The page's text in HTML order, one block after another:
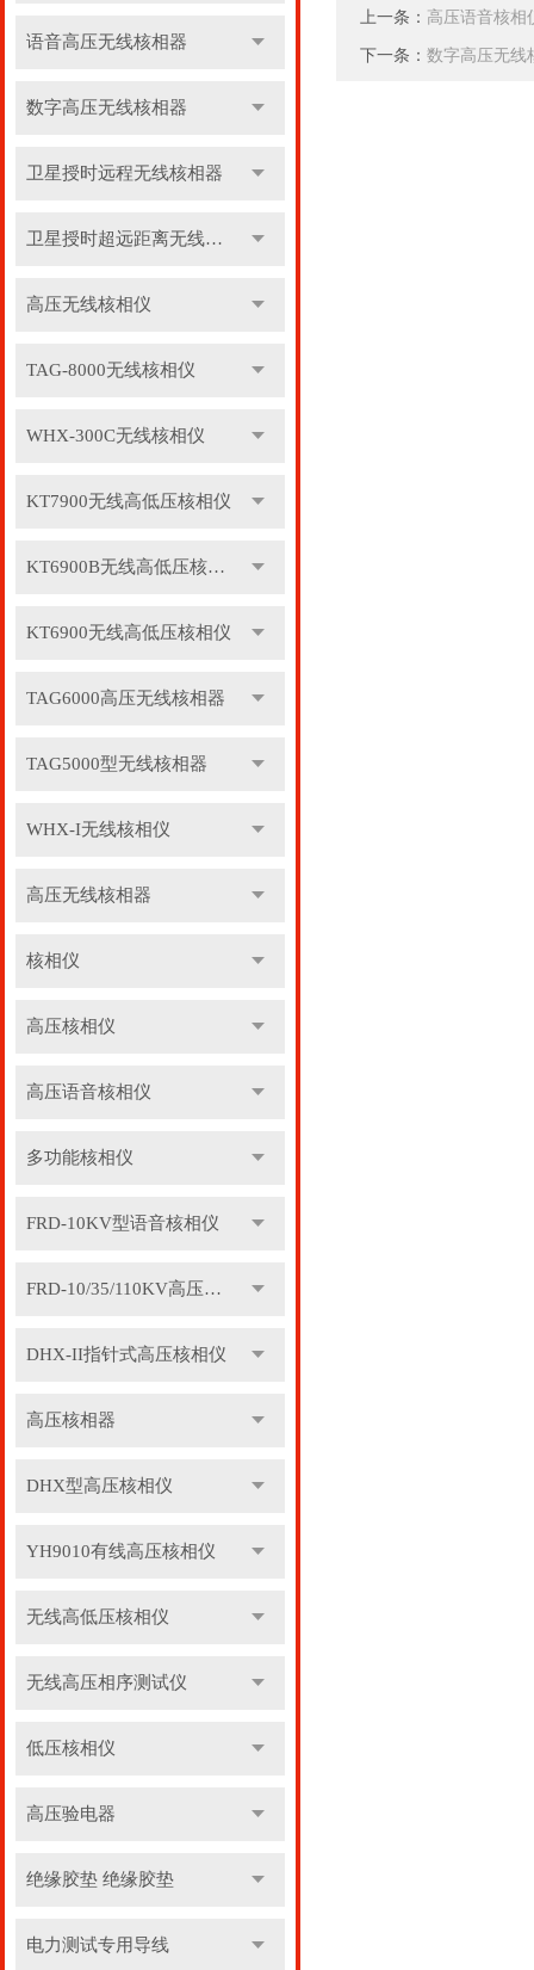
语音高压无线核相器
数字高压无线核相器
卫星授时远程无线核相器
卫星授时超远距离无线核相器
高压无线核相仪
TAG-8000无线核相仪
WHX-300C无线核相仪
KT7900无线高低压核相仪
KT6900B无线高低压核相仪
KT6900无线高低压核相仪
TAG6000高压无线核相器
TAG5000型无线核相器
WHX-I无线核相仪
高压无线核相器
核相仪
高压核相仪
高压语音核相仪
多功能核相仪
FRD-10KV型语音核相仪
FRD-10/35/110KV高压语音核相器
DHX-II指针式高压核相仪
高压核相器
DHX型高压核相仪
YH9010有线高压核相仪
无线高低压核相仪
无线高压相序测试仪
低压核相仪
高压验电器
绝缘胶垫 绝缘胶垫
电力测试专用导线
上一条： 高压语音核相
下一条： 数字高压无线